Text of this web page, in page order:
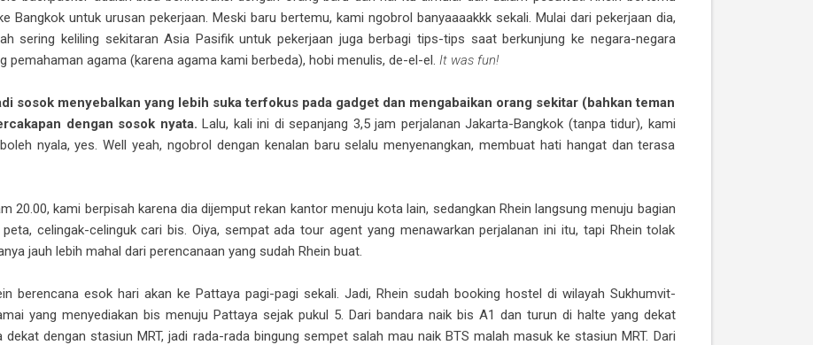
Bangkok untuk urusan pekerjaan. Meski baru bertemu, kami ngobrol banyaaaakkk sekali. Mulai dari pekerjaan dia,
sering keliling sekitaran Asia Pasifik untuk pekerjaan juga berbagi tips-tips saat berkunjung ke negara-negara
agama (karena agama kami berbeda), hobi menulis, de-el-el. It was fun!
sosok menyebalkan yang lebih suka terfokus pada gadget dan mengabaikan orang sekitar (bahkan teman
dengan sosok nyata. Lalu, kali ini di sepanjang 3,5 jam perjalanan Jakarta-Bangkok (tanpa tidur), kami
nyala, yes. Well yeah, ngobrol dengan kenalan baru selalu menyenangkan, membuat hati hangat dan terasa
20.00, kami berpisah karena dia dijemput rekan kantor menuju kota lain, sedangkan Rhein langsung menuju bagian
celingak-celinguk cari bis. Oiya, sempat ada tour agent yang menawarkan perjalanan ini itu, tapi Rhein tolak
jauh lebih mahal dari perencanaan yang sudah Rhein buat.
berencana esok hari akan ke Pattaya pagi-pagi sekali. Jadi, Rhein sudah booking hostel di wilayah Sukhumvit-
yang menyediakan bis menuju Pattaya sejak pukul 5. Dari bandara naik bis A1 dan turun di halte yang dekat
dengan stasiun MRT, jadi rada-rada bingung sempet salah mau naik BTS malah masuk ke stasiun MRT. Dari